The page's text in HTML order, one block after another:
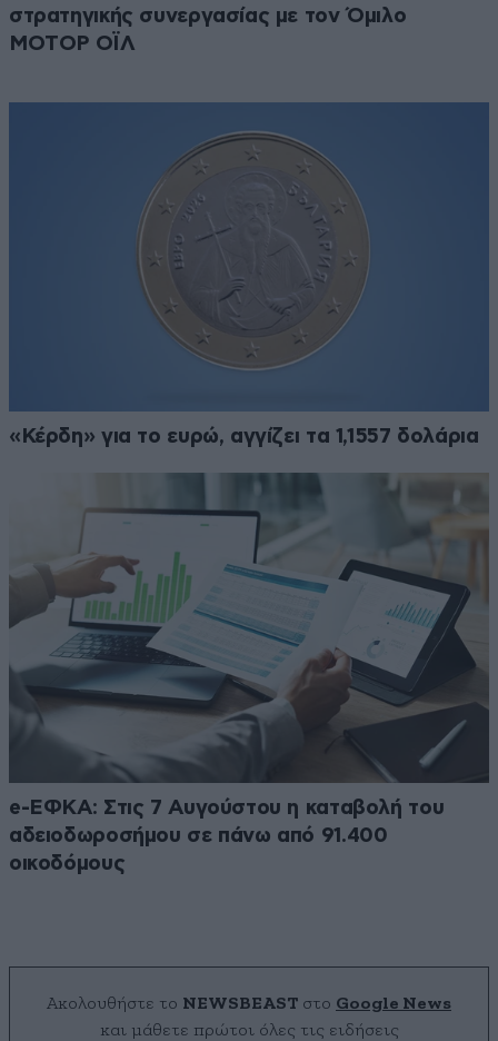
στρατηγικής συνεργασίας με τον Όμιλο
ΜΟΤΟΡ ΟΪΛ
«Κέρδη» για το ευρώ, αγγίζει τα 1,1557 δολάρια
e-ΕΦΚΑ: Στις 7 Αυγούστου η καταβολή του
αδειοδωροσήμου σε πάνω από 91.400
οικοδόμους
Ακολουθήστε το NEWSBEAST στο Google News
και μάθετε πρώτοι όλες τις ειδήσεις